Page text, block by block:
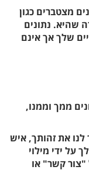
מצטברים כגון
שהיא. נתונים
שלך אך אינם
ממך וממנו,
לנו את זהותך, איש
על ידי מילוי
קשר" או